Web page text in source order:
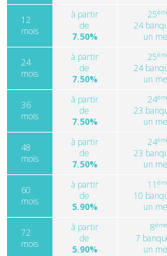
12
mois
à partir
de
7.50%
25
24
un
24
mois
à partir
de
7.50%
25
24
un
36
mois
à partir
de
7.50%
24
23
un
48
mois
à partir
de
7.50%
24
23
un
60
mois
à partir
de
5.90%
11
10
un
72
mois
à partir
de
5.90%
8ème
7
un